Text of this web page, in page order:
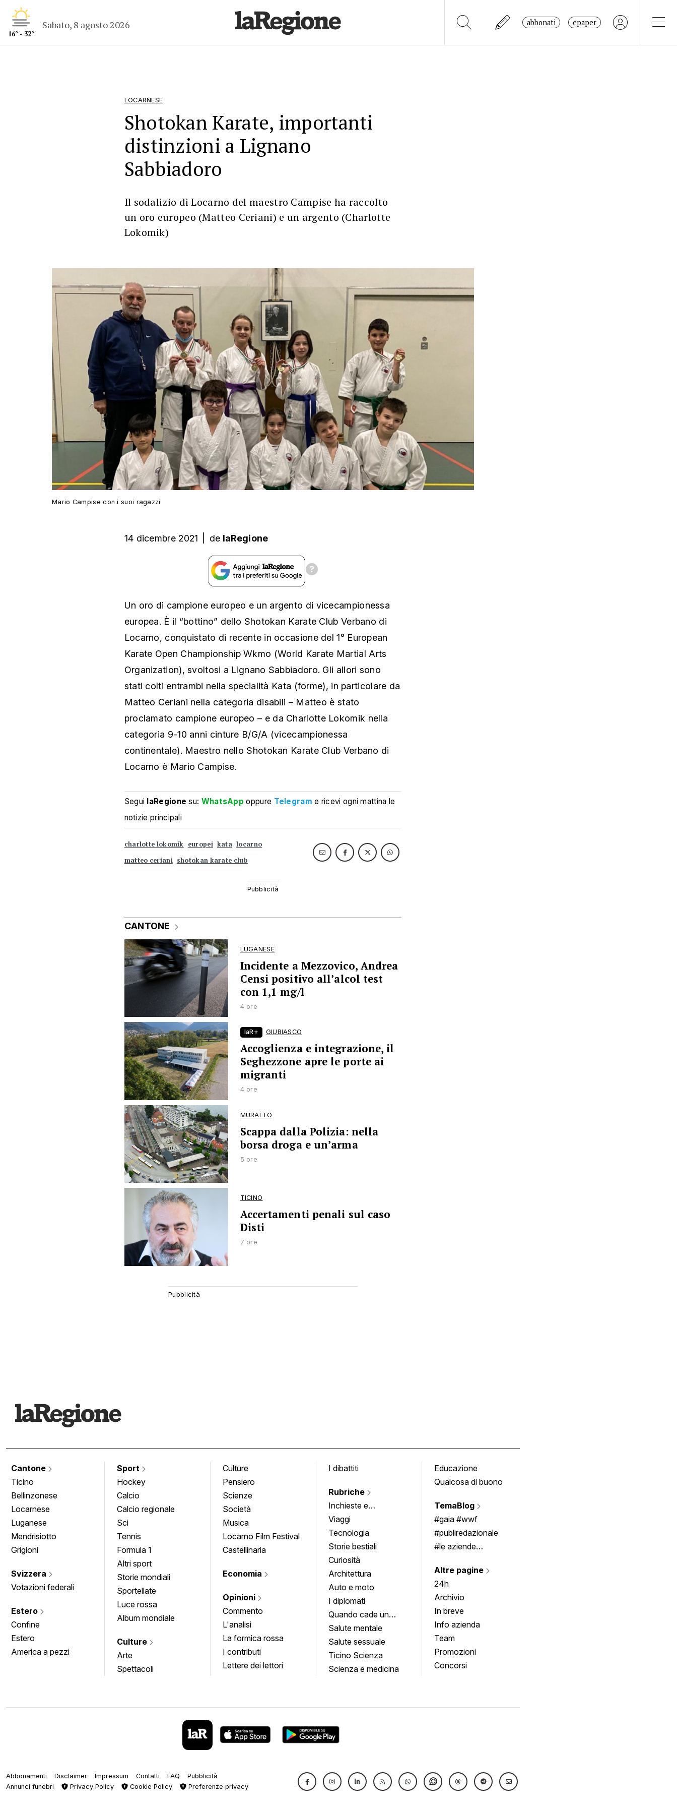
16° - 32°
Sabato, 8 agosto 2026 abbonati epaper
LOCARNESE
Shotokan Karate, importanti
distinzioni a Lignano
Sabbiadoro
Il sodalizio di Locarno del maestro Campise ha raccolto
un oro europeo (Matteo Ceriani) e un argento (Charlotte
Lokomik)
Mario Campise con i suoi ragazzi
14 dicembre 2021 de laRegione
Un oro di campione europeo e un argento di vicecampionessa
europea. È il “bottino” dello Shotokan Karate Club Verbano di
Locarno, conquistato di recente in occasione del 1° European
Karate Open Championship Wkmo (World Karate Martial Arts
Organization), svoltosi a Lignano Sabbiadoro. Gli allori sono
stati colti entrambi nella specialità Kata (forme), in particolare da
Matteo Ceriani nella categoria disabili – Matteo è stato
proclamato campione europeo – e da Charlotte Lokomik nella
categoria 9-10 anni cinture B/G/A (vicecampionessa
continentale). Maestro nello Shotokan Karate Club Verbano di
Locarno è Mario Campise.
Segui laRegione su: WhatsApp oppure Telegram e ricevi ogni mattina le
notizie principali
charlotte lokomik europei kata locarno
matteo ceriani shotokan karate club
CANTONE
LUGANESE
Incidente a Mezzovico, Andrea
Censi positivo all’alcol test
con 1,1 mg/l
4 ore
laR+ GIUBIASCO
Accoglienza e integrazione, il
Seghezzone apre le porte ai
migranti
4 ore
MURALTO
Scappa dalla Polizia: nella
borsa droga e un’arma
5 ore
TICINO
Accertamenti penali sul caso
Disti
7 ore
Cantone
Ticino
Bellinzonese
Locarnese
Luganese
Mendrisiotto
Grigioni
Svizzera
Votazioni federali
Estero
Confine
Estero
America a pezzi
Sport
Hockey
Calcio
Calcio regionale
Sci
Tennis
Formula 1
Altri sport
Storie mondiali
Sportellate
Luce rossa
Album mondiale
Culture
Arte
Spettacoli
Culture
Pensiero
Scienze
Società
Musica
Locarno Film Festival
Castellinaria
Economia
Opinioni
Commento
L'analisi
La formica rossa
I contributi
Lettere dei lettori
I dibattiti
Rubriche
Inchieste e
approfondimenti
Viaggi
Tecnologia
Storie bestiali
Curiosità
Architettura
Auto e moto
I diplomati
Quando cade un
quadro
Salute mentale
Salute sessuale
Ticino Scienza
Scienza e medicina
Educazione
Qualcosa di buono
TemaBlog
#gaia #wwf
#publiredazionale
#le aziende
Altre pagine
24h
Archivio
In breve
Info azienda
Team
Promozioni
Concorsi
Abbonamenti Disclaimer Impressum Contatti FAQ
Pubblicità
Annunci funebri
Privacy Policy Cookie Policy Preferenze privacy